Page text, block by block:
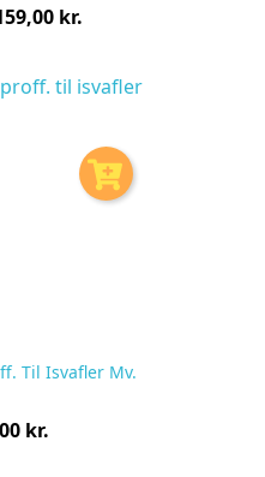
kr.
Til Isvafler Mv.
kr.